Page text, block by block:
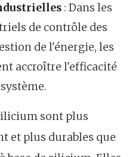
: Dans les
de contrôle des
de l'énergie, les
accroître l'efficacité
sont plus
et plus durables que